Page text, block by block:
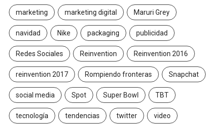
marketing marketing digital Maruri Grey
navidad Nike packaging publicidad
Redes Sociales Reinvention Reinvention 2016
reinvention 2017 Rompiendo fronteras Snapchat
social media Spot Super Bowl TBT
tecnología tendencias twitter video